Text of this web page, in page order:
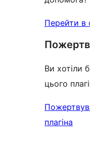
Перейти в
Ви хотіли
цього
плагіна